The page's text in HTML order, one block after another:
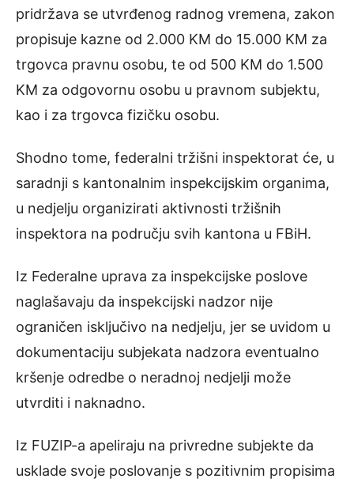
pridržava se utvrđenog radnog vremena, zakon
propisuje kazne od 2.000 KM do 15.000 KM za
trgovca pravnu osobu, te od 500 KM do 1.500
KM za odgovornu osobu u pravnom subjektu,
kao i za trgovca fizičku osobu.
Shodno tome, federalni tržišni inspektorat će, u
saradnji s kantonalnim inspekcijskim organima,
u nedjelju organizirati aktivnosti tržišnih
inspektora na području svih kantona u FBiH.
Iz Federalne uprava za inspekcijske poslove
naglašavaju da inspekcijski nadzor nije
ograničen isključivo na nedjelju, jer se uvidom u
dokumentaciju subjekata nadzora eventualno
kršenje odredbe o neradnoj nedjelji može
utvrditi i naknadno.
Iz FUZIP-a apeliraju na privredne subjekte da
usklade svoje poslovanje s pozitivnim propisima